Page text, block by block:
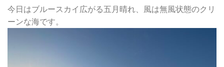
今日はブルースカイ広がる五月晴れ、風は無風状態のクリ
ーンな海です。